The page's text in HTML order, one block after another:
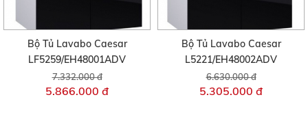
Bộ Tủ Lavabo Caesar
LF5259/EH48001ADV
7.332.000 đ
5.866.000 đ
Bộ Tủ Lavabo Caesar
L5221/EH48002ADV
6.630.000 đ
5.305.000 đ